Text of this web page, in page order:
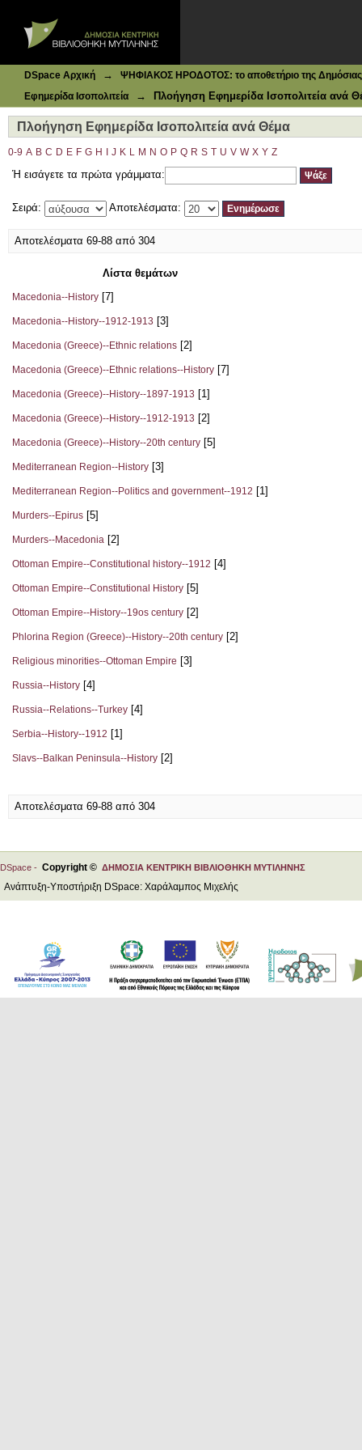
DSpace Αρχική →
ΨΗΦΙΑΚΟΣ ΗΡΟΔΟΤΟΣ: το αποθετήριο της Δημόσιας
Εφημερίδα Ισοπολιτεία
→ Πλοήγηση Εφημερίδα Ισοπολιτεία ανά
Πλοήγηση Εφημερίδα Ισοπολιτεία ανά Θέμα
0-9 A B C D E F G H J K L M N O P Q R S T U V W X Y Z
Ή εισάγετε τα πρώτα γράμματα:
Σειρά: Αποτελέσματα:
Αποτελέσματα 69-88 από 304
Λίστα θεμάτων
Macedonia--History [7]
Macedonia--History--1912-1913 [3]
Macedonia (Greece)--Ethnic relations [2]
Macedonia (Greece)--Ethnic relations--History [7]
Macedonia (Greece)--History--1897-1913 [1]
Macedonia (Greece)--History--1912-1913 [2]
Macedonia (Greece)--History--20th century [5]
Mediterranean Region--History [3]
Mediterranean Region--Politics and government--1912 [1]
Murders--Epirus [5]
Murders--Macedonia [2]
Ottoman Empire--Constitutional history--1912 [4]
Ottoman Empire--Constitutional Ηistory [5]
Ottoman Empire--History--19os century [2]
Phlorina Region (Greece)--History--20th century [2]
Religious minorities--Ottoman Empire [3]
Russia--History [4]
Russia--Relations--Turkey [4]
Serbia--History--1912 [1]
Slavs--Balkan Peninsula--History [2]
Αποτελέσματα 69-88 από 304
DSpace - Copyright © ΔΗΜΟΣΙΑ ΚΕΝΤΡΙΚΗ ΒΙΒΛΙΟΘΗΚΗ ΜΥΤΙΛΗΝΗΣ
Ανάπτυξη-Υποστήριξη DSpace: Χαράλαμπος Μιχελής